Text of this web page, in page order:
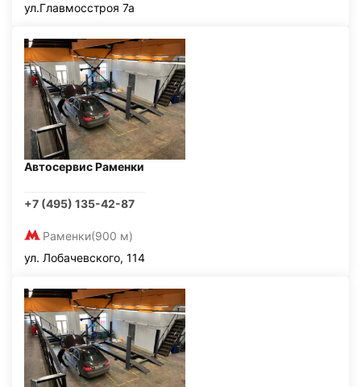
ул.Главмосстроя 7а
Автосервис Раменки
+7 (495) 135-42-87
Раменки(900 м)
ул. Лобачевского, 114